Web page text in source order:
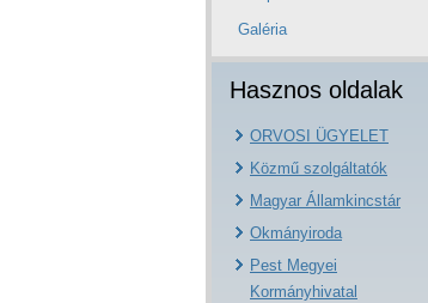
Galéria
Hasznos oldalak
ORVOSI ÜGYELET
Közmű szolgáltatók
Magyar Államkincstár
Okmányiroda
Pest Megyei
Kormányhivatal